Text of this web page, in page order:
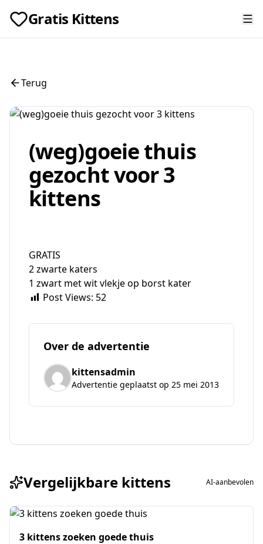
Gratis Kittens
Terug
(weg)goeie thuis
gezocht voor 3
kittens
GRATIS
2 zwarte katers
1 zwart met wit vlekje op borst kater
Post Views: 52
Over de advertentie
kittensadmin
Advertentie geplaatst op 25 mei 2013
Vergelijkbare kittens AI-aanbevolen
3 kittens zoeken goede thuis